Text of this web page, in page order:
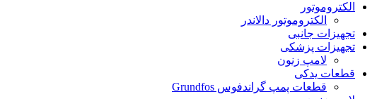
الکتروموتور
الکتروموتور دالاندر
تجهیزات جانبی
تجهیزات پزشکی
لامپ زنون
قطعات یدکی
قطعات پمپ گراندفوس Grundfos